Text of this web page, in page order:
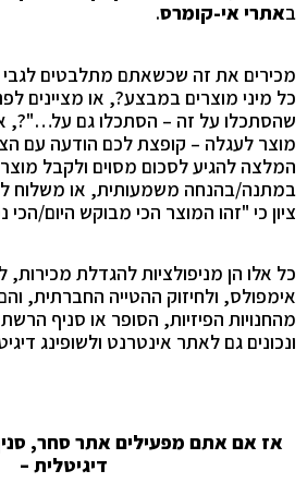
באתרי אי-קומרס.
מכירים את זה שכשאתם מתלבטים
כל מיני מוצרים במבצע?, או מציינים
שהסתכלו על זה – הסתכלו גם על…"?,
מוצר לעגלה – קופצת לכם הודעה עם
המלצה להגיע לסכום מסוים ולקבל
במתנה/בהנחה משמעותית, או משלוח
ציון כי "זהו המוצר הכי מבוקש היום/
כל אלו הן מניפולציות להגדלת מכירות,
אימפולס, ולחיזוק ההטייה החברתית,
מהחנויות הפיזיות, הסופר או סניף
ונכונים גם לאתר אינטרנט ולשופינג
אז אם אתם מפעילים אתר סחר,
דיגיטלית –